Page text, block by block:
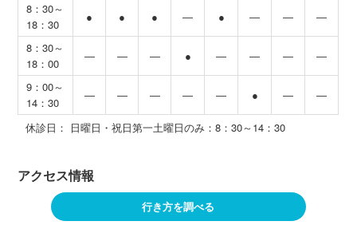
8：30～
18：30
● ● ● ― ● ― ― ―
8：30～
18：00
― ― ― ● ― ― ― ―
9：00～
14：30
― ― ― ― ― ● ― ―
休診日： 日曜日・祝日第一土曜日のみ：8：30～14：30
アクセス情報
行き方を調べる